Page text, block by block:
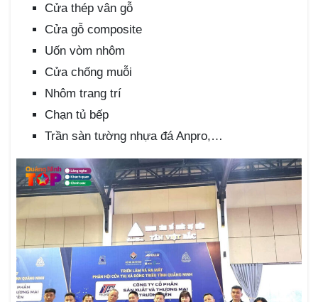
Cửa thép vân gỗ
Cửa gỗ composite
Uốn vòm nhôm
Cửa chống muỗi
Nhôm trang trí
Chạn tủ bếp
Trần sàn tường nhựa đá Anpro,…